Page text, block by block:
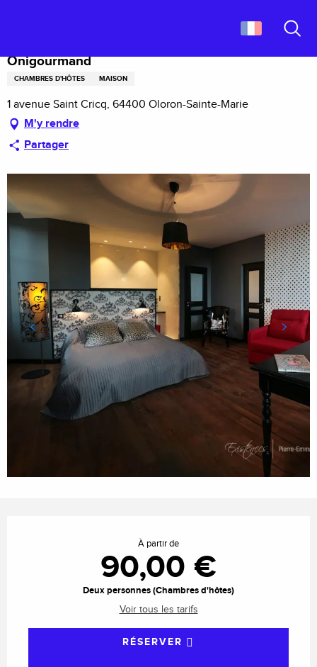
principal
Onigourmand
CHAMBRES D'HÔTES MAISON
1 avenue Saint Cricq, 64400 Oloron-Sainte-Marie
M'y rendre
Partager
À partir de
90,00 €
Deux personnes (Chambres d'hôtes)
Voir tous les tarifs
RÉSERVER